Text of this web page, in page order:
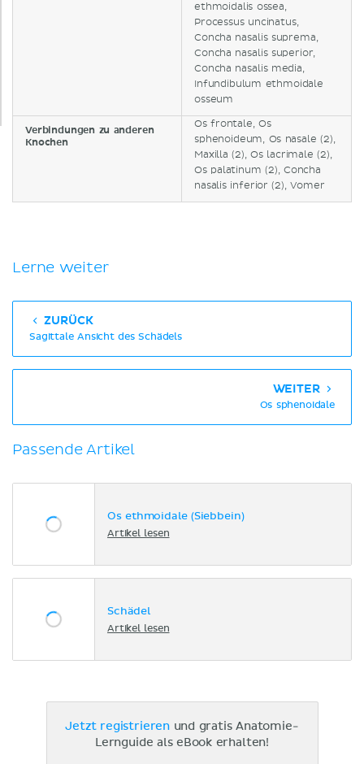
ethmoidalis ossea,
Processus uncinatus,
Concha nasalis suprema,
Concha nasalis superior,
Concha nasalis media,
Infundibulum ethmoidale
osseum
Verbindungen zu anderen
Knochen
Os frontale, Os
sphenoideum, Os nasale (2),
Maxilla (2), Os lacrimale (2),
Os palatinum (2), Concha
nasalis inferior (2), Vomer
Lerne weiter
ZURÜCK
Sagittale Ansicht des Schädels
WEITER
Os sphenoidale
Passende Artikel
Os ethmoidale (Siebbein)
Artikel lesen
Schädel
Artikel lesen
Jetzt registrieren und gratis Anatomie-
Lernguide als eBook erhalten!